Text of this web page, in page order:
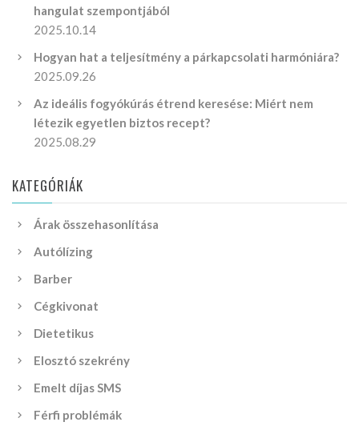
hangulat szempontjából
2025.10.14
Hogyan hat a teljesítmény a párkapcsolati harmóniára?
2025.09.26
Az ideális fogyókúrás étrend keresése: Miért nem
létezik egyetlen biztos recept?
2025.08.29
KATEGÓRIÁK
Árak összehasonlítása
Autólízing
Barber
Cégkivonat
Dietetikus
Elosztó szekrény
Emelt díjas SMS
Férfi problémák